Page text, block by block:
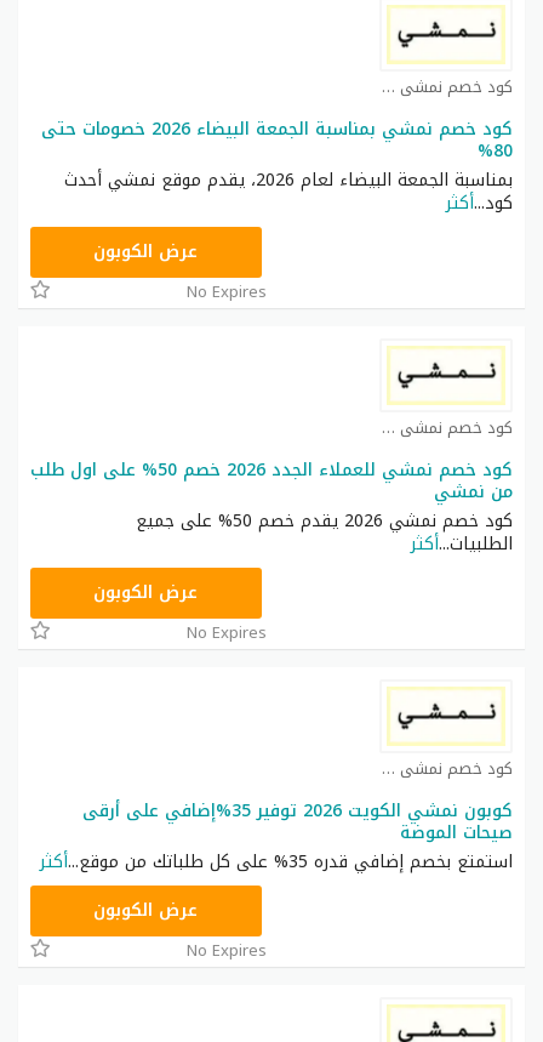
كود خصم نمشي كوبون
كود خصم نمشي بمناسبة الجمعة البيضاء 2026 خصومات حتى
80%
بمناسبة الجمعة البيضاء لعام 2026، يقدم موقع نمشي أحدث
كود...أكثر
TRSS148عرض الكوبون
No Expires
كود خصم نمشي كوبون
كود خصم نمشي للعملاء الجدد 2026 خصم 50% على اول طلب
من نمشي
كود خصم نمشي 2026 يقدم خصم 50% على جميع
الطلبيات...أكثر
TRSS148عرض الكوبون
No Expires
كود خصم نمشي كوبون
كوبون نمشي الكويت 2026 توفير 35%إضافي على أرقى
صيحات الموضة
استمتع بخصم إضافي قدره 35% على كل طلباتك من موقع
...أكثر
TRSS148عرض الكوبون
No Expires